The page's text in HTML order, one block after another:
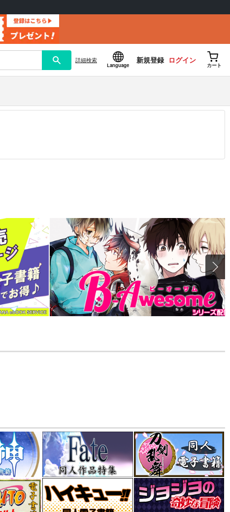
詳細検索
Language
新規登録 ログイン
カート